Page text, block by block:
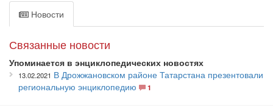
Новости
Связанные новости
Упоминается в энциклопедических новостях
13.02.2021 В Дрожжановском районе Татарстана презентовали
региональную энциклопедию
1